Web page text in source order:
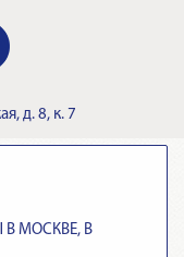
д. 8, к. 7
МОСКВЕ, В